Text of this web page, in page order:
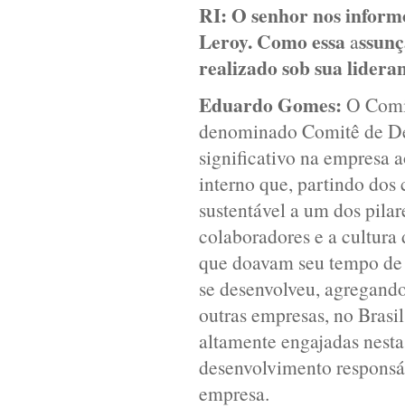
RI:O senhor nos
Leroy. Como essaa
realizado sob sua
Eduardo Gomes: O
denominado Comitê de
significativo na empresa
interno que, partindo dos
sustentável a um dos
colaboradores e a
que doavam seu tempo
se desenvolveu,
outras empresas, no
altamente engajadas
desenvolvimento
empresa.